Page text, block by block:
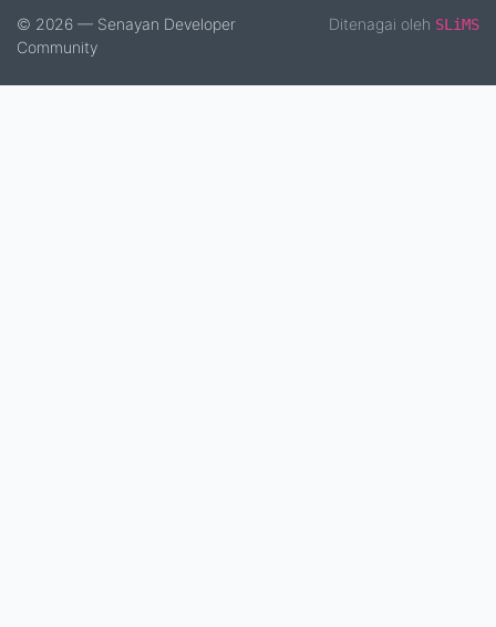
© 2026 — Senayan Developer
Community
Ditenagai oleh SLiMS